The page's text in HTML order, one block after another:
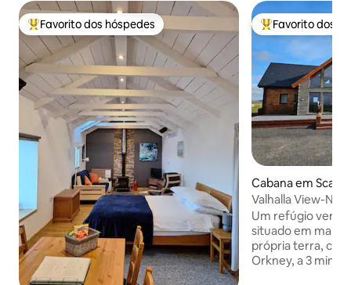
Favoritos dos hóspedes mais apreciados
Favorito dos hóspedes Favoritos dos
Favorito dos
Cabana em
Valhalla View-
Um refúgio
situado em mais
própria terra, com
Orkney, a 3